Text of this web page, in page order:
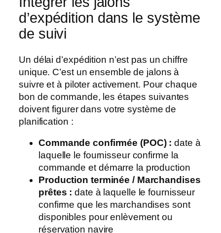
d’expédition dans le système
de suivi
Un délai d’expédition n’est pas un chiffre
unique. C’est un ensemble de jalons à
suivre et à piloter activement. Pour chaque
bon de commande, les étapes suivantes
doivent figurer dans votre système de
planification :
Commande confirmée (POC) : date à
laquelle le fournisseur confirme la
commande et démarre la production
Production terminée / Marchandises
prêtes : date à laquelle le fournisseur
confirme que les marchandises sont
disponibles pour enlèvement ou
réservation navire